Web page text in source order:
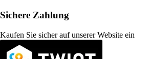
Sichere Zahlung
Kaufen Sie sicher auf unserer Website ein